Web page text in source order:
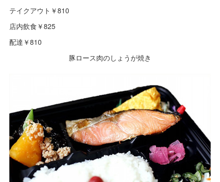
テイクアウト￥810
店内飲食￥825
配達￥810
豚ロース肉のしょうが焼き